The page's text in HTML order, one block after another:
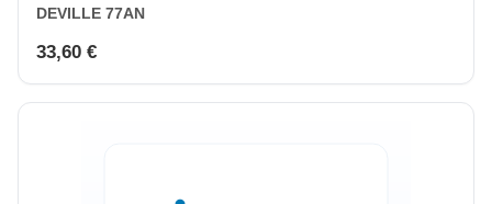
DEVILLE 77AN
33,60 €